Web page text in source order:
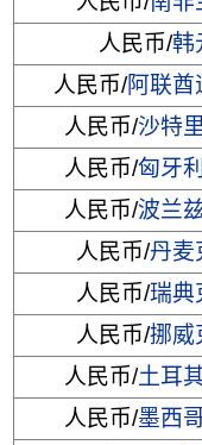
人民币/韩
人民币/阿联酋
人民币/沙特
人民币/匈牙
人民币/波兰
人民币/丹麦
人民币/瑞典
人民币/挪威
人民币/土耳
人民币/墨西